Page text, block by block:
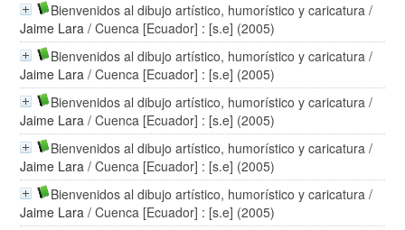
Bienvenidos al dibujo artístico, humorístico y caricatura /
Jaime Lara / Cuenca [Ecuador] : [s.e] (2005)
Bienvenidos al dibujo artístico, humorístico y caricatura /
Jaime Lara / Cuenca [Ecuador] : [s.e] (2005)
Bienvenidos al dibujo artístico, humorístico y caricatura /
Jaime Lara / Cuenca [Ecuador] : [s.e] (2005)
Bienvenidos al dibujo artístico, humorístico y caricatura /
Jaime Lara / Cuenca [Ecuador] : [s.e] (2005)
Bienvenidos al dibujo artístico, humorístico y caricatura /
Jaime Lara / Cuenca [Ecuador] : [s.e] (2005)